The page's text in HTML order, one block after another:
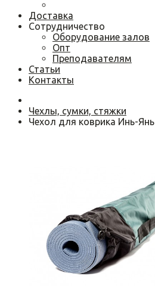
Доставка
Сотрудничество
Оборудование залов
Опт
Преподавателям
Статьи
Контакты
Чехлы, сумки, стяжки
Чехол для коврика Инь-Янь